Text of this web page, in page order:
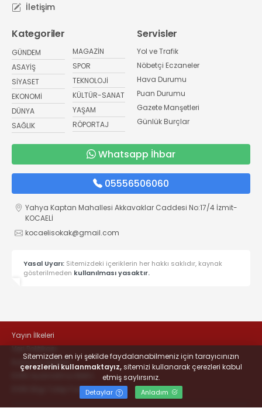
İletişim
Kategoriler
GÜNDEM
ASAYİŞ
SİYASET
EKONOMİ
DÜNYA
SAĞLIK
MAGAZİN
SPOR
TEKNOLOJİ
KÜLTÜR-SANAT
YAŞAM
RÖPORTAJ
Servisler
Yol ve Trafik
Nöbetçi Eczaneler
Hava Durumu
Puan Durumu
Gazete Manşetleri
Günlük Burçlar
Whatsapp İhbar
05556506060
Yahya Kaptan Mahallesi Akkavaklar Caddesi No:17/4 İzmit-
KOCAELİ
kocaelisokak@gmail.com
Yasal Uyarı: Sitemizdeki içeriklerin her hakkı saklıdır, kaynak
gösterilmeden kullanılması yasaktır.
Yayın İlkeleri
Veri Politikası
Kullanım Şartları
KVKK Bilgi Talep Formu
Sitemizden en iyi şekilde faydalanabilmeniz için tarayıcınızın
çerezlerini kullanmaktayız,sitemizi kullanarak çerezleri kabul
etmiş saylırsınız.
Detaylar Anladım